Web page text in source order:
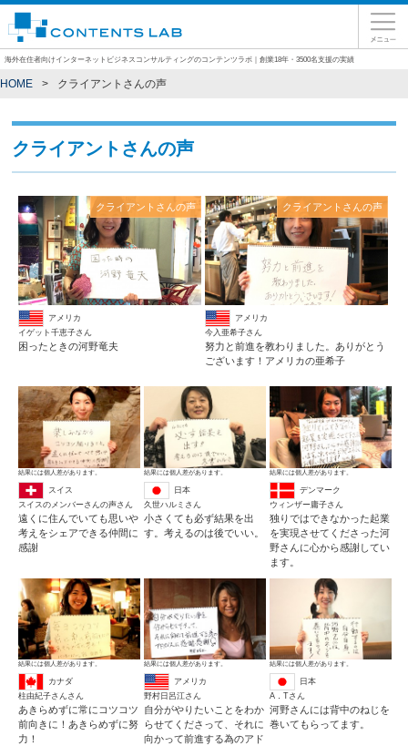
海外在住者向けインターネットビジネスコンサルティングのコンテンツラボ｜創業18年・3500名支援の実績
HOME クライアントさんの声
クライアントさんの声
クライアントさんの声
結果には個人差があります。
アメリカ
イゲット千恵子さん
困ったときの河野竜夫
クライアントさんの声
結果には個人差があります。
アメリカ
今入亜希子さん
努力と前進を教わりました。ありがとう
ございます！アメリカの亜希子
結果には個人差があります。
スイス
スイスのメンバーさんの声さん
遠くに住んでいても思いや
考えをシェアできる仲間に
感謝
結果には個人差があります。
日本
久世ハルミさん
小さくても必ず結果を出
す。考えるのは後でいい。
結果には個人差があります。
デンマーク
ウィンザー庸子さん
独りではできなかった起業
を実現させてくださった河
野さんに心から感謝してい
ます。
結果には個人差があります。
カナダ
柱由紀子さんさん
あきらめずに常にコツコツ
前向きに！あきらめずに努
力！
結果には個人差があります。
アメリカ
野村日呂江さん
自分がやりたいことをわか
らせてくださって、それに
向かって前進する為のアド
結果には個人差があります。
日本
A．Tさん
河野さんには背中のねじを
巻いてもらってます。